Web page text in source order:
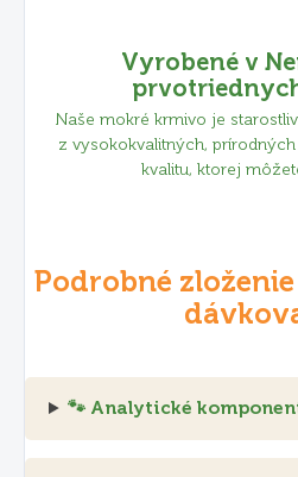
Vyrobené v
Naše mokré krmivo je
z vysokokvalitných,
kvalitu, ktorej
Podrobné
🐾 Analytické